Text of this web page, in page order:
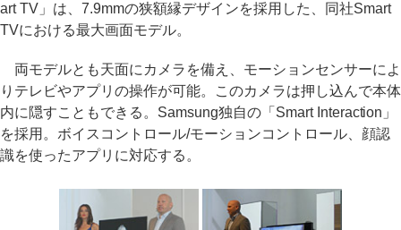
art TV」は、7.9mmの狭額縁デザインを採用した、同社Smart
TVにおける最大画面モデル。
両モデルとも天面にカメラを備え、モーションセンサーによ
りテレビやアプリの操作が可能。このカメラは押し込んで本体
内に隠すこともできる。Samsung独自の「Smart Interaction」
を採用。ボイスコントロール/モーションコントロール、顔認
識を使ったアプリに対応する。